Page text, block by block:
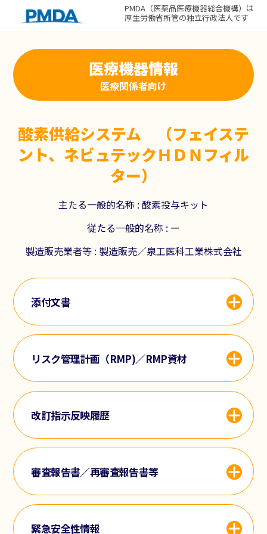
PMDA（医薬品医療機器総合機構）は
厚生労働省所管の独立行政法人です
医療機器情報
医療関係者向け
酸素供給システム （フェイステ
ント、ネビュテックＨＤＮフィル
ター）
主たる一般的名称 : 酸素投与キット
従たる一般的名称 : ー
製造販売業者等 : 製造販売／泉工医科工業株式会社
添付文書
リスク管理計画（RMP)／RMP資材
改訂指示反映履歴
審査報告書／再審査報告書等
緊急安全性情報